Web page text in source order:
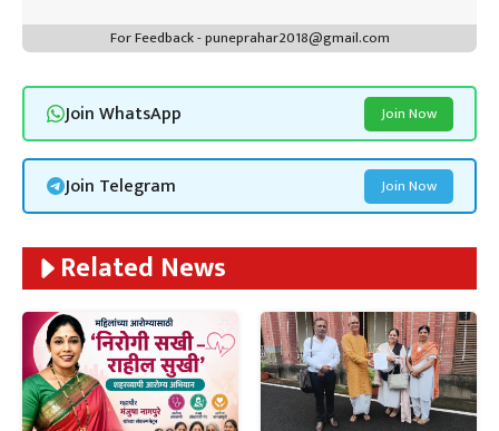
For Feedback - puneprahar2018@gmail.com
Join WhatsApp Join Now
Join Telegram Join Now
Related News